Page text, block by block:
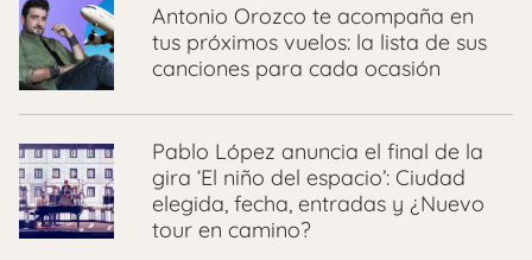
Antonio Orozco te acompaña en
tus próximos vuelos: la lista de sus
canciones para cada ocasión
Pablo López anuncia el final de la
gira ‘El niño del espacio’: Ciudad
elegida, fecha, entradas y ¿Nuevo
tour en camino?